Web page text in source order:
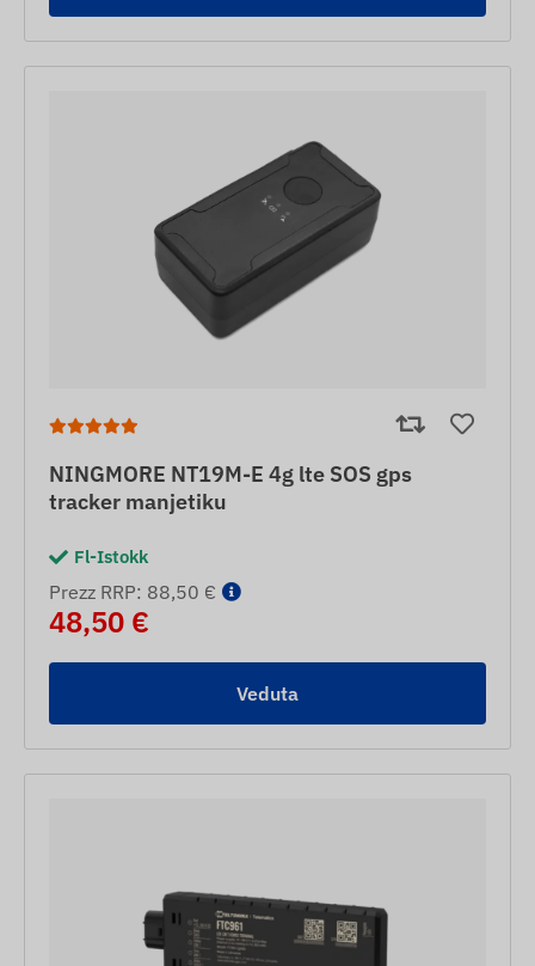
NINGMORE NT19M-E 4g lte SOS gps
tracker manjetiku
Fl-Istokk
Prezz RRP: 88,50 €
48,50 €
Veduta